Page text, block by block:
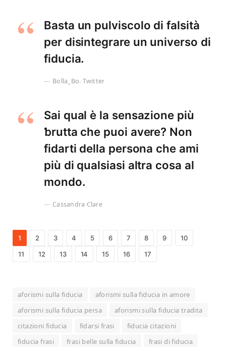
Basta un pulviscolo di falsità
per disintegrare un universo di
fiducia.
Bolla_Bo. Twitter
Sai qual è la sensazione più
ƅrutta che puoi avere? Non
fidarti della persona che ami
più di qualsiasi altra cosa al
mondo.
Cassandra Clare
1 2 3 4 5 6 7 8 9
10
11
12 13 14 15 16 17
aforismi sulla fiducia
aforismi sulla fiducia in amore
aforismi sulla fiducia persa
aforismi sulla fiducia tradita
citazioni fiducia
fidarsi frasi
fiducia citazioni
fiducia frasi
frasi belle sulla fiducia
frasi di fiducia